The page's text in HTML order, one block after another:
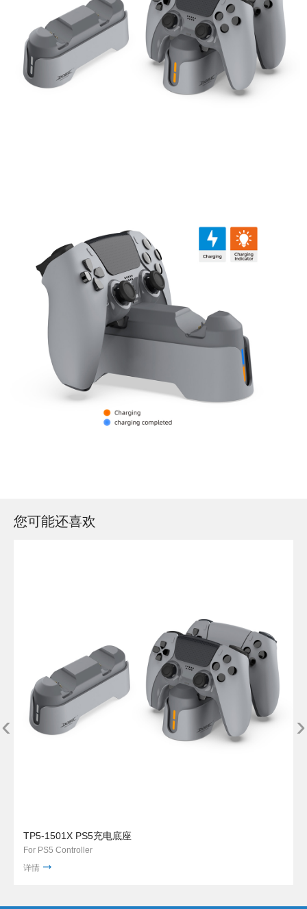
您可能还喜欢
TP5-1501X PS5充电底座
For PS5 Controller
详情
‹ ›